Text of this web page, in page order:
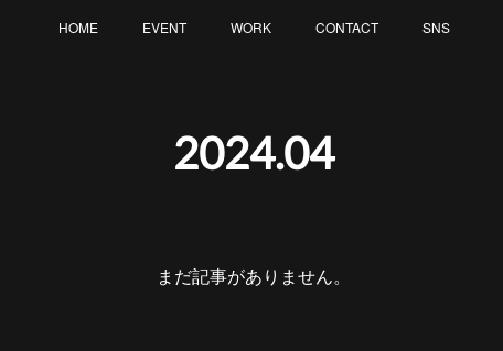
HOME EVENT WORK CONTACT SNS
2024.04
まだ記事がありません。